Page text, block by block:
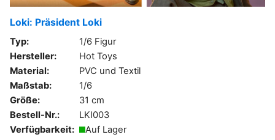
Loki: Präsident Loki
Typ:
1/6 Figur
Hersteller:
Hot Toys
Material:
PVC und Textil
Maßstab:
1/6
Größe:
31 cm
Bestell-Nr.:
LKI003
Verfügbarkeit:
Auf Lager